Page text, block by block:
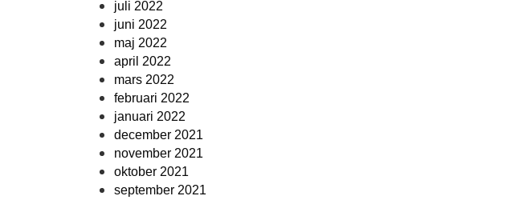
juli 2022
juni 2022
maj 2022
april 2022
mars 2022
februari 2022
januari 2022
december 2021
november 2021
oktober 2021
september 2021